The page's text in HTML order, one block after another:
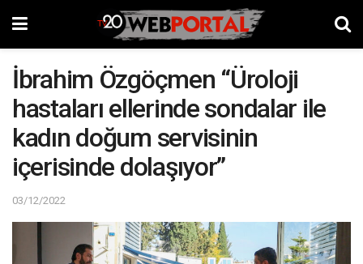
İbrahim Özgöçmen “Üroloji
hastaları ellerinde sondalar ile
kadın doğum servisinin
içerisinde dolaşıyor”
03/12/2022